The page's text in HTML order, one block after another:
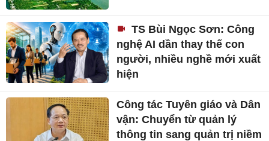
TS Bùi Ngọc Sơn: Công
nghệ AI dần thay thế con
người, nhiều nghề mới xuất
hiện
Công tác Tuyên giáo và Dân
vận: Chuyển từ quản lý
thông tin sang quản trị niềm